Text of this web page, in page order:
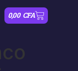
0,00 CFA